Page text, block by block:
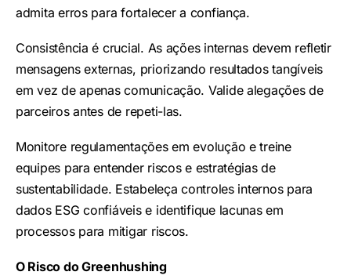
admita erros para fortalecer a confiança.
Consistência é crucial. As ações internas devem refletir
mensagens externas, priorizando resultados tangíveis
em vez de apenas comunicação. Valide alegações de
parceiros antes de repeti-las.
Monitore regulamentações em evolução e treine
equipes para entender riscos e estratégias de
sustentabilidade. Estabeleça controles internos para
dados ESG confiáveis e identifique lacunas em
processos para mitigar riscos.
O Risco do Greenhushing